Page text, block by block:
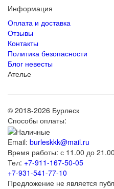
Информация
Оплата и доставка
Отзывы
Контакты
Политика безопасности
Блог невесты
Ателье
© 2018-2026 Бурлеск
Способы оплаты:
Email: burleskkk@mail.ru
Время работы: с 11.00 до
Тел: +7-911-167-50-05
+7-931-541-77-10
Предложение не является